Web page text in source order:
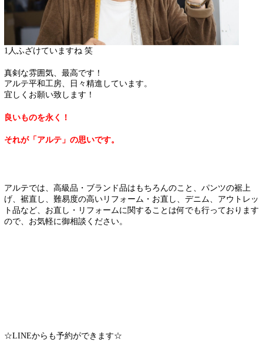
1人ふざけていますね 笑
真剣な雰囲気、最高です！
アルテ平和工房、日々精進しています。
宜しくお願い致します！
良いものを永く！
それが「アルテ」の思いです。
アルテでは、高級品・ブランド品はもちろんのこと、パンツの裾上
げ、裾直し、難易度の高いリフォーム・お直し、デニム、アウトレッ
ト品など、お直し・リフォームに関することは何でも行っております
ので、お気軽に御相談ください。
☆LINEからも予約ができます☆